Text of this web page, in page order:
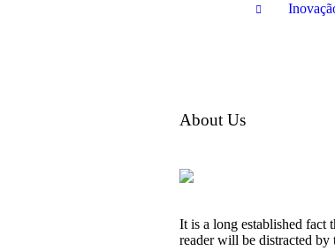
About Us
It is a long established fact
reader will be distracted by